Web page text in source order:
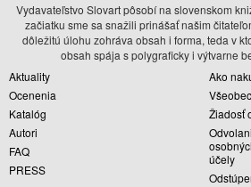
Vydavateľstvo Slovart pôsobí na slovenskom
začiatku sme sa snažili prinášať našim
dôležitú úlohu zohráva obsah i forma, teda v
obsah spája s polygraficky i výtvarne
Aktuality
Ocenenia
Katalóg
Autori
FAQ
PRESS
Ako
Žiadosť
účely